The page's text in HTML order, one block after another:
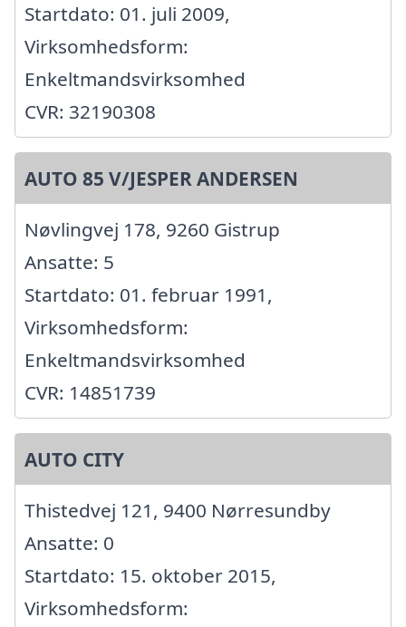
Startdato: 01. juli 2009,
Virksomhedsform:
Enkeltmandsvirksomhed
CVR: 32190308
AUTO 85 V/JESPER ANDERSEN
Nøvlingvej 178, 9260 Gistrup
Ansatte: 5
Startdato: 01. februar 1991,
Virksomhedsform:
Enkeltmandsvirksomhed
CVR: 14851739
AUTO CITY
Thistedvej 121, 9400 Nørresundby
Ansatte: 0
Startdato: 15. oktober 2015,
Virksomhedsform: